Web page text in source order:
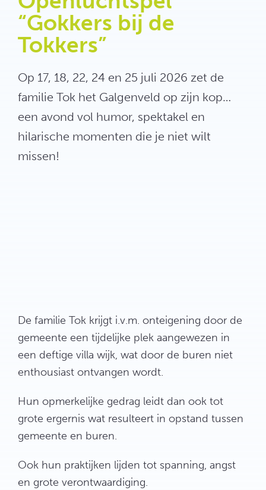
“Gokkers bij de
Tokkers”
Op 17, 18, 22, 24 en 25 juli 2026 zet de
familie Tok het Galgenveld op zijn kop…
een avond vol humor, spektakel en
hilarische momenten die je niet wilt
missen!
De familie Tok krijgt i.v.m. onteigening door de
gemeente een tijdelijke plek aangewezen in
een deftige villa wijk, wat door de buren niet
enthousiast ontvangen wordt.
Hun opmerkelijke gedrag leidt dan ook tot
grote ergernis wat resulteert in opstand tussen
gemeente en buren.
Ook hun praktijken lijden tot spanning, angst
en grote verontwaardiging.